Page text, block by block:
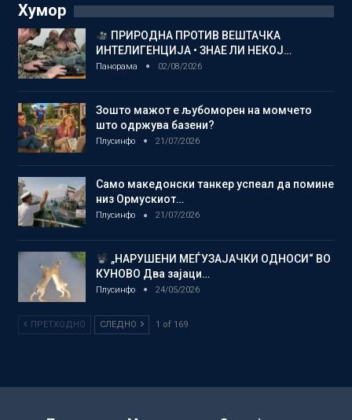
Хумор
ПРИРОДНА ПРОТИВ ВЕШТАЧКА
ИНТЕЛИГЕНЦИЈА • ЗНАЕ ЛИ НЕКОЈ…
Панорама 02/08/2026
Зошто мажот е љубоморен на момчето
што одржува базени?
Плусинфо 21/07/2026
Само македонски танкер успеал да помине
низ Ормускиот…
Плусинфо 21/07/2026
„НАРУШЕНИ МЕЃУЗАЈАЧКИ ОДНОСИ“ ВО
КУНОВО Два зајаци…
Плусинфо 24/05/2026
ПРЕТХОДНО СЛЕДНО 1 of 169